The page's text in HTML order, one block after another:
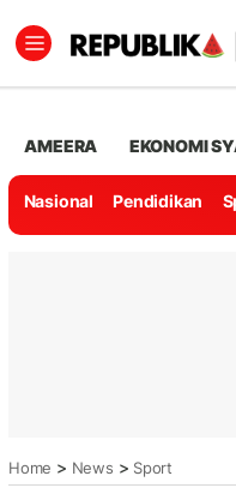
AMEERA EKONOMI
Nasional Pendidikan
Home > News > Sport